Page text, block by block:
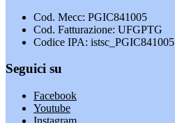
Cod. Mecc: PGIC841005
Cod. Fatturazione: UFGPTG
Codice IPA: istsc_PGIC841005
Seguici su
Facebook
Youtube
Instagram